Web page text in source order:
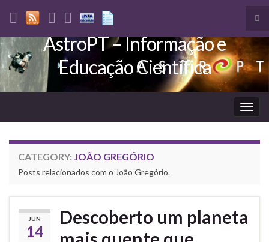
Search for:
AstroPT – Informação e
Educação Científica
CATEGORY: JOÃO GREGÓRIO
Posts relacionados com o João Gregório.
JUN
14
Descoberto um planeta